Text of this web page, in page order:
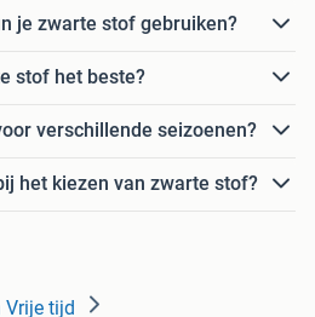
je zwarte stof gebruiken?
stof het beste?
verschillende seizoenen?
het kiezen van zwarte stof?
Vrije tijd